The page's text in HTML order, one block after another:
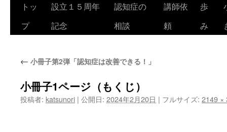
ン
ン
へ
トッ
プ
設立１５周年
記念
認知症の
相談
講師依
頼
歩
み
← 小冊子第2弾「認知症は改善できる！」
小冊子1ページ（もくじ）
投稿者: katsunori | 公開日: 2024年2月20日 | フルサイズ: 2149 ×